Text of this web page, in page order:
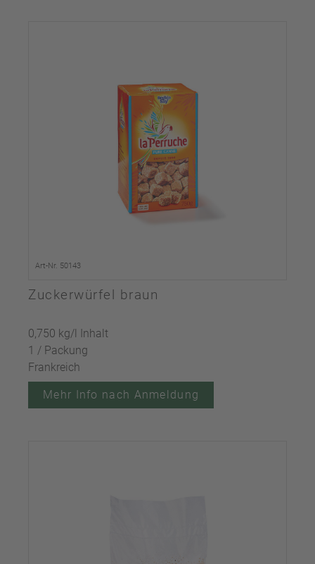
Art-Nr. 50143
Zuckerwürfel braun
0,750 kg/l Inhalt
1 / Packung
Frankreich
Mehr Info nach Anmeldung